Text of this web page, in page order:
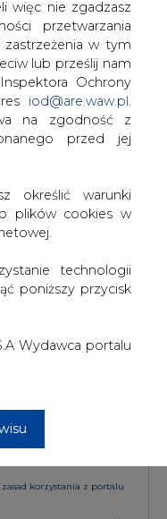
więc nie zgadzasz
przetwarzania
w tym
lub prześlij nam
Ochrony
iod@are.waw.pl
na zgodność z
przed jej
określić warunki
plików cookies w
technologii
poniższy przycisk
Wydawca portalu
i rozpoczęcie prac.
sztucznej inteligencji.
włączenie publikacji do
korzystania z portalu